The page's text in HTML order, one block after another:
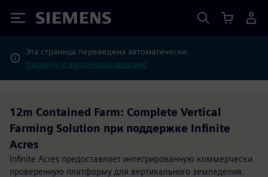
Siemens
Эта страница переведена автоматически.
Перейти к английской версии?
12m Contained Farm: Complete Vertical
Farming Solution при поддержке Infinite
Acres
Infinite Acres предоставляет интегрированную коммерчески
проверенную платформу для вертикального земледелия.